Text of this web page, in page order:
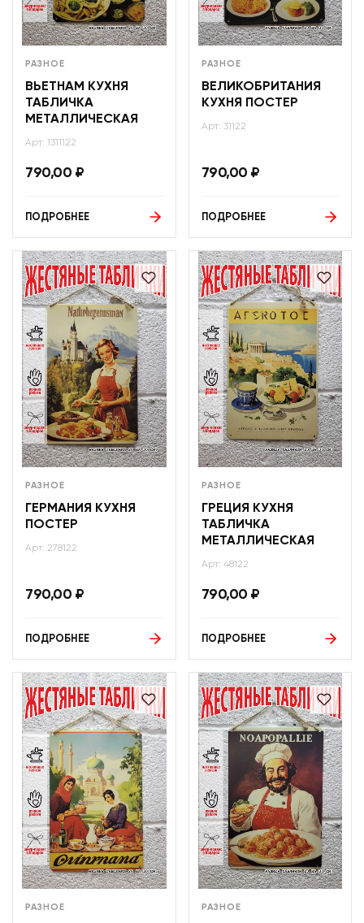
РАЗНОЕ
ВЬЕТНАМ КУХНЯ
ТАБЛИЧКА
МЕТАЛЛИЧЕСКАЯ
Арт: 1311122
790,00 ₽
ПОДРОБНЕЕ
РАЗНОЕ
ВЕЛИКОБРИТАНИЯ
КУХНЯ ПОСТЕР
Арт: 31122
790,00 ₽
ПОДРОБНЕЕ
РАЗНОЕ
ГЕРМАНИЯ КУХНЯ
ПОСТЕР
Арт: 278122
790,00 ₽
ПОДРОБНЕЕ
РАЗНОЕ
ГРЕЦИЯ КУХНЯ
ТАБЛИЧКА
МЕТАЛЛИЧЕСКАЯ
Арт: 48122
790,00 ₽
ПОДРОБНЕЕ
РАЗНОЕ РАЗНОЕ